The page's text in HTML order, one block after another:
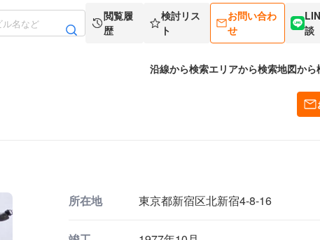
閲覧履
歴
検討リス
ト
お問い合わ
せ
談
沿線から検索エリアから検索地図から
所在地 東京都新宿区北新宿4-8-16